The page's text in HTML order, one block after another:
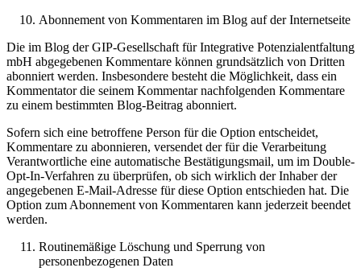
Abonnement von Kommentaren im Blog auf der Internetseite
Die im Blog der GIP-Gesellschaft für Integrative Potenzialentfaltung
mbH abgegebenen Kommentare können grundsätzlich von Dritten
abonniert werden. Insbesondere besteht die Möglichkeit, dass ein
Kommentator die seinem Kommentar nachfolgenden Kommentare
zu einem bestimmten Blog-Beitrag abonniert.
Sofern sich eine betroffene Person für die Option entscheidet,
Kommentare zu abonnieren, versendet der für die Verarbeitung
Verantwortliche eine automatische Bestätigungsmail, um im Double-
Opt-In-Verfahren zu überprüfen, ob sich wirklich der Inhaber der
angegebenen E-Mail-Adresse für diese Option entschieden hat. Die
Option zum Abonnement von Kommentaren kann jederzeit beendet
werden.
Routinemäßige Löschung und Sperrung von
personenbezogenen Daten